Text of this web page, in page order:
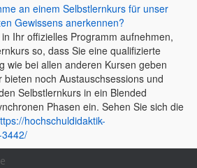
an einem Selbstlernkurs für unser
Gewissens anerkennen?
Ihr offizielles Programm aufnehmen,
so, dass Sie eine qualifizierte
wie bei allen anderen Kursen geben
noch Austauschsessions und
Selbstlernkurs in ein Blended
Phasen ein. Sehen Sie sich die
hochschuldidaktik-